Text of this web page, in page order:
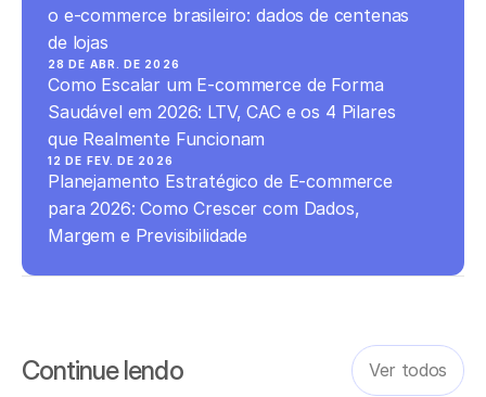
o e-commerce brasileiro: dados de centenas
de lojas
28 DE ABR. DE 2026
Como Escalar um E-commerce de Forma
Saudável em 2026: LTV, CAC e os 4 Pilares
que Realmente Funcionam
12 DE FEV. DE 2026
Planejamento Estratégico de E-commerce
para 2026: Como Crescer com Dados,
Margem e Previsibilidade
Continue lendo Ver todos